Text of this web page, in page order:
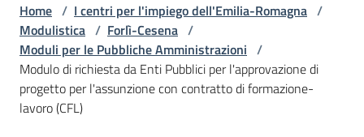
Sedi
e
contatti
Home / I centri per l'impiego dell'Emilia-Romagna /
Modulistica / Forlì-Cesena /
Moduli per le Pubbliche Amministrazioni /
Modulo di richiesta da Enti Pubblici per l'approvazione di
progetto per l'assunzione con contratto di formazione-
lavoro (CFL)